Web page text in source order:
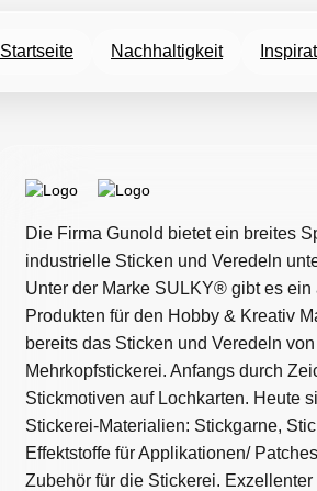
Startseite Nachhaltigkeit
Die Firma Gunold bietet ein breites
industrielle Sticken und Veredeln
Unter der Marke SULKY® gibt es
Produkten für den Hobby & Kreativ
bereits das Sticken und Veredeln
Mehrkopfstickerei. Anfangs durch
Stickmotiven auf Lochkarten. Heute
Stickerei-Materialien: Stickgarne,
Effektstoffe für Applikationen/
Zubehör für die Stickerei.